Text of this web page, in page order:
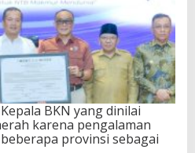
BKN yang dinilai
karena pengalaman
provinsi sebagai